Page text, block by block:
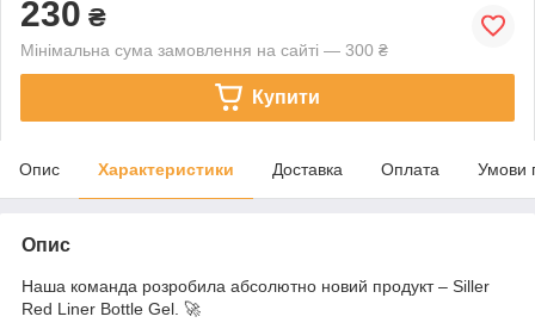
230 ₴
Мінімальна сума замовлення на сайті — 300 ₴
Купити
Опис Характеристики Доставка Оплата Умови
Опис
Наша команда розробила абсолютно новий продукт – Siller
Red Liner Bottle Gel. 🚀